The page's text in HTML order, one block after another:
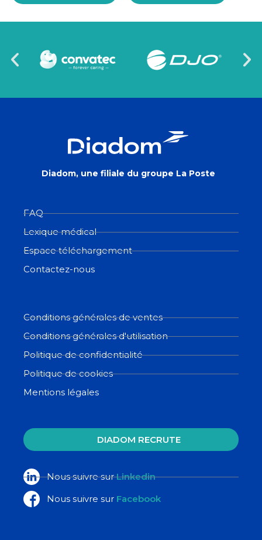
Diadom, une filiale du groupe La Poste
FAQ
Lexique médical
Espace téléchargement
Contactez-nous
Conditions générales de ventes
Conditions générales d'utilisation
Politique de confidentialité
Politique de cookies
Mentions légales
DIADOM RECRUTE
Nous suivre surLinkedin
Nous suivre sur Facebook